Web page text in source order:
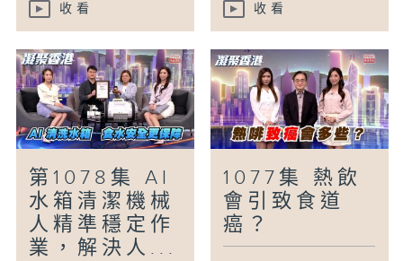
收看 收看
第1078集 AI
水箱清潔機械
人精準穩定作
業，解決人...
1077集 熱飲
會引致食道
癌？